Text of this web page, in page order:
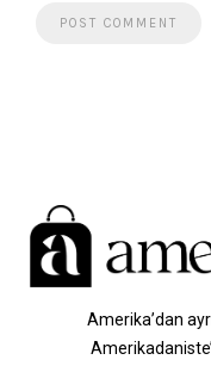
Amerika’dan